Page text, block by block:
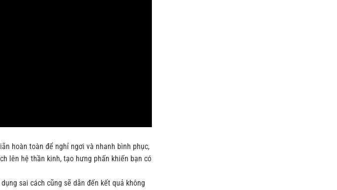
hoàn toàn để nghỉ ngơi và nhanh bình phục,
lên hệ thần kinh, tạo hưng phấn khiến bạn có
sai cách cũng sẽ dẫn đến kết quả không